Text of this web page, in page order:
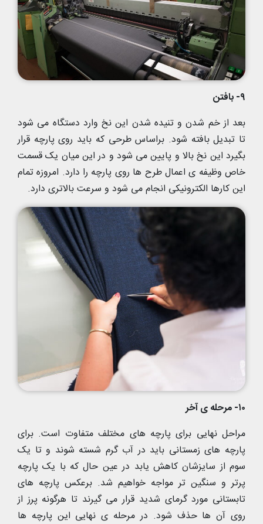
۹- بافتن
بعد از خم شدن و تنیده شدن این نخ وارد دستگاه می شود
تا تبدیل بافته شود. براساس طرحی که باید روی پارچه قرار
بگیرد این نخ بالا و پایین می شود و در این میان یک قسمت
خاص وظیفه ی اعمال طرح ها روی پارچه را دارد. امروزه تمام
این کارها الکترونیکی انجام می شود و سرعت بالاتری دارد.
۱۰- مرحله ی آخر
مراحل نهایی برای پارچه های مختلف متفاوت است. برای
پارچه های زمستانی باید در آب گرم شسته شوند و تا یک
سوم از سایزشان کاهش یابد در عین حال که با یک پارچه
پرتر و سنگین تر مواجه خواهیم شد. برعکس پارچه های
تابستانی مورد گرمای شدید قرار می گیرند تا هرگونه پرز از
روی آن ها حذف شود. در مرحله ی نهایی این پارچه ها